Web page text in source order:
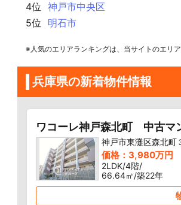
4位
神戸市中央区
5位
明石市
※人気のエリアランキングは、当サイトのエリ
兵庫県の新着物件情報
ワコーレ神戸森北町 中古マ
神戸市東灘区森北町
価格：3,980万円
2LDK/4階/
66.64㎡/築22年